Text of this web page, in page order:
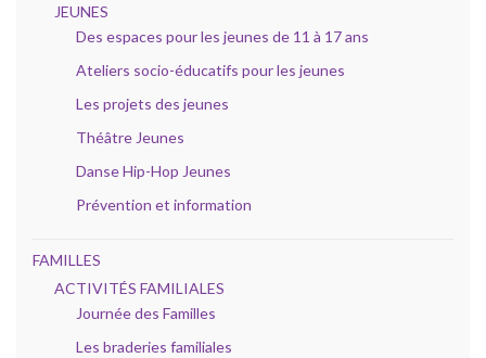
JEUNES
Des espaces pour les jeunes de 11 à 17 ans
Ateliers socio-éducatifs pour les jeunes
Les projets des jeunes
Théâtre Jeunes
Danse Hip-Hop Jeunes
Prévention et information
FAMILLES
ACTIVITÉS FAMILIALES
Journée des Familles
Les braderies familiales